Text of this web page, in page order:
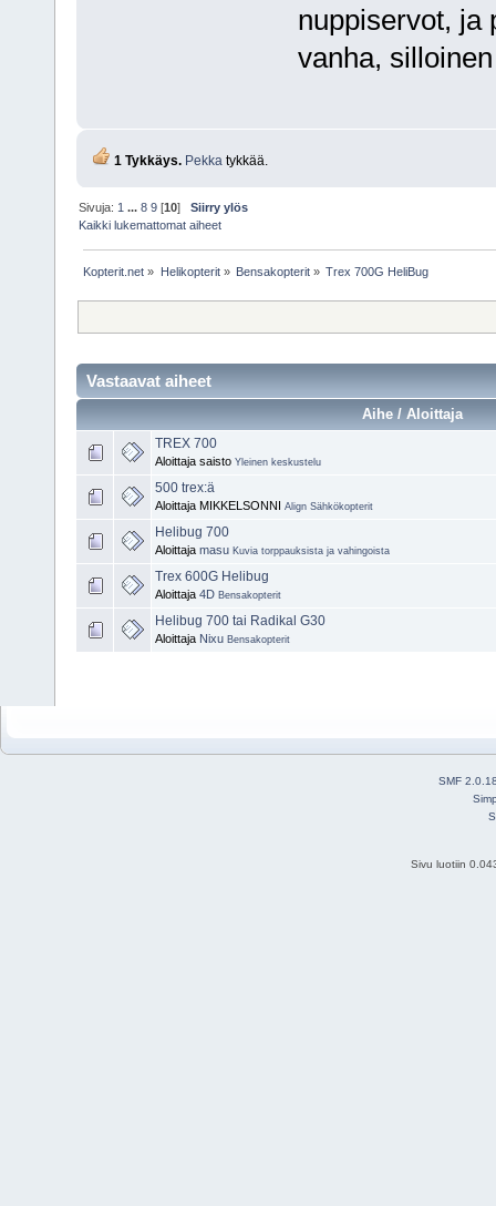
nuppiservot, ja
vanha,
1 Tykkäys. Pekkatykkää.
Sivuja: 1 ...8 9 [10]Siirry ylös
Kaikki lukemattomat aiheet
Kopterit.net » Helikopterit» Bensakopterit» Trex 700G HeliBug
Vastaavat aiheet
Aihe / Aloittaja
TREX 700
Aloittaja saisto Yleinen keskustelu
500 trex:ä
Aloittaja MIKKELSONNI Align Sähkökopterit
Helibug 700
Aloittaja masu Kuvia torppauksista ja vahingoista
Trex 600G Helibug
Aloittaja 4D Bensakopterit
Helibug 700 tai Radikal G30
Aloittaja Nixu Bensakopterit
SMF
Sivu luotiin